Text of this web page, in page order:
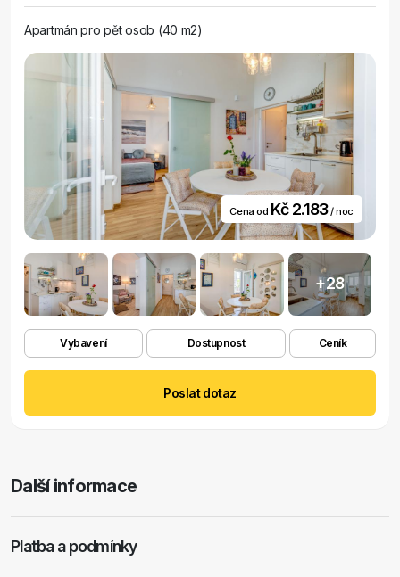
Apartmán pro pět osob (40 m2)
Cena od Kč 2.183/ noc
+28
Vybavení Dostupnost Ceník
Poslat dotaz
Další informace
Platba a podmínky